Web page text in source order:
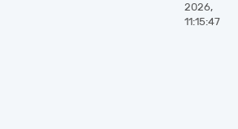
2026,
11:15:47